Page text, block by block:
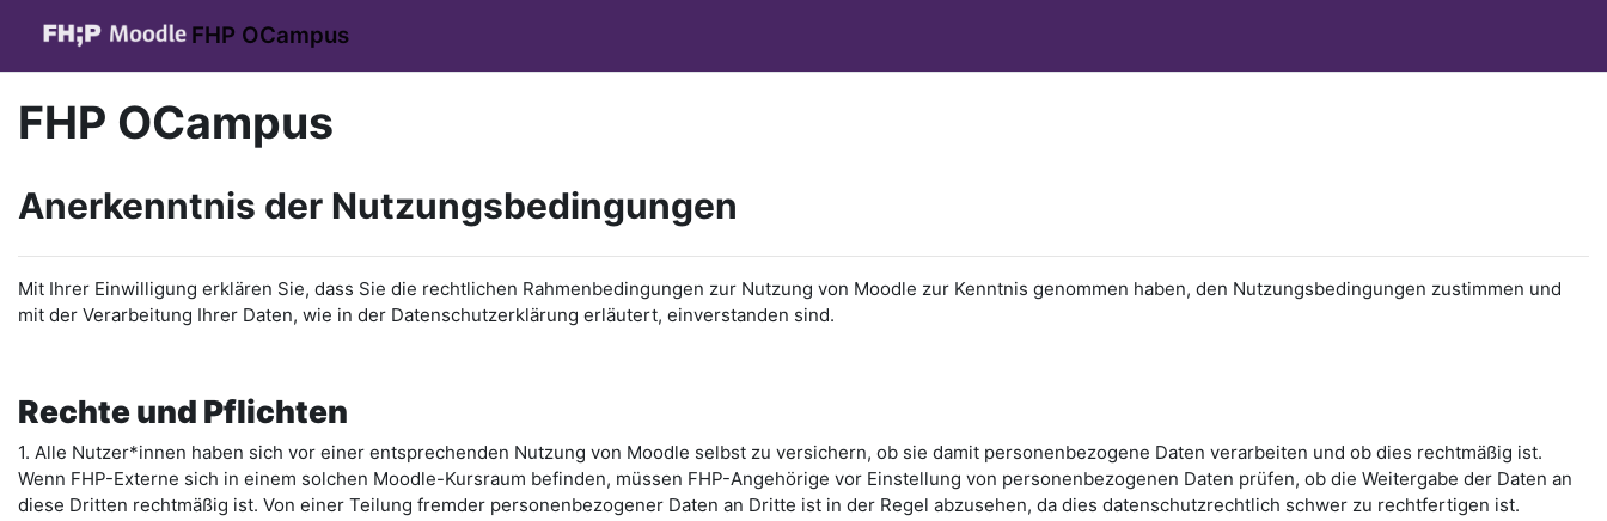
FHP OCampus
FHP OCampus
Anerkenntnis der Nutzungsbedingungen
Mit Ihrer Einwilligung erklären Sie, dass Sie die rechtlichen Rahmenbedingungen zur Nutzung von Moodle zur Kenntnis genommen haben, den Nutzungsbedingungen zustimmen und
mit der Verarbeitung Ihrer Daten, wie in der Datenschutzerklärung erläutert, einverstanden sind.
Rechte und Pflichten
1. Alle Nutzer*innen haben sich vor einer entsprechenden Nutzung von Moodle selbst zu versichern, ob sie damit personenbezogene Daten verarbeiten und ob dies rechtmäßig ist.
Wenn FHP-Externe sich in einem solchen Moodle-Kursraum befinden, müssen FHP-Angehörige vor Einstellung von personenbezogenen Daten prüfen, ob die Weitergabe der Daten an
diese Dritten rechtmäßig ist. Von einer Teilung fremder personenbezogener Daten an Dritte ist in der Regel abzusehen, da dies datenschutzrechtlich schwer zu rechtfertigen ist.